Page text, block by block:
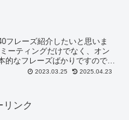
フレーズ紹介したいと思いま
ーティングだけでなく、オン
なフレーズばかりですので、
ングの練習用として使っていた
2023.03.25 2025.04.23
リンク